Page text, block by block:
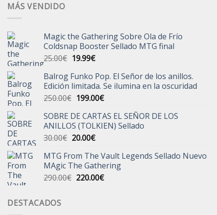
MÁS VENDIDO
Magic the Gathering Sobre Ola de Frío
Coldsnap Booster Sellado MTG final
25.00€ El
original
era:
25.00€.
19.99€El
actual
es:
19.99€.
Balrog Funko Pop. El Señor de los anillos.
Edición limitada. Se ilumina en la oscuridad
250.00€ El
original
era:
250.00€.
199.00€El
actual
es:
SOBRE DE CARTAS EL SEÑOR DE LOS
ANILLOS (TOLKIEN) Sellado
30.00€ El
original
era:
30.00€.
20.00€El
actual
es:
20.00€.
MTG From The Vault Legends Sellado Nuevo
MAgic The Gathering
290.00€ El
220.00€El
DESTACADOS